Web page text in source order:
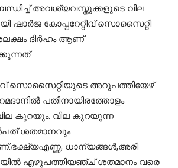
അവശ്യവസ്തുക്കളുടെ വില
ഷാര്‍ജ കോപ്പറേറ്റീവ് സൊസൈറ്റി
ദിര്‍ഹം ആണ്
സൊസൈറ്റിയുടെ അറുപത്തിയേഴ്
പതിനായിരത്തോളം
കുറയും. വില കുറയുന്ന
ശതമാനവും
ധാന്യങ്ങള്‍,അരി
എഴുപത്തിയഞ്ച് ശതമാനം വരെ